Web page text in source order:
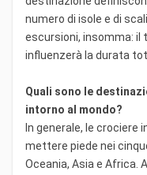
numero di isole e di
escursioni, insomma: il
influenzerà la durata
Quali sono le
intorno al mondo?
In generale, le crociere
mettere piede nei
Oceania, Asia e Africa.